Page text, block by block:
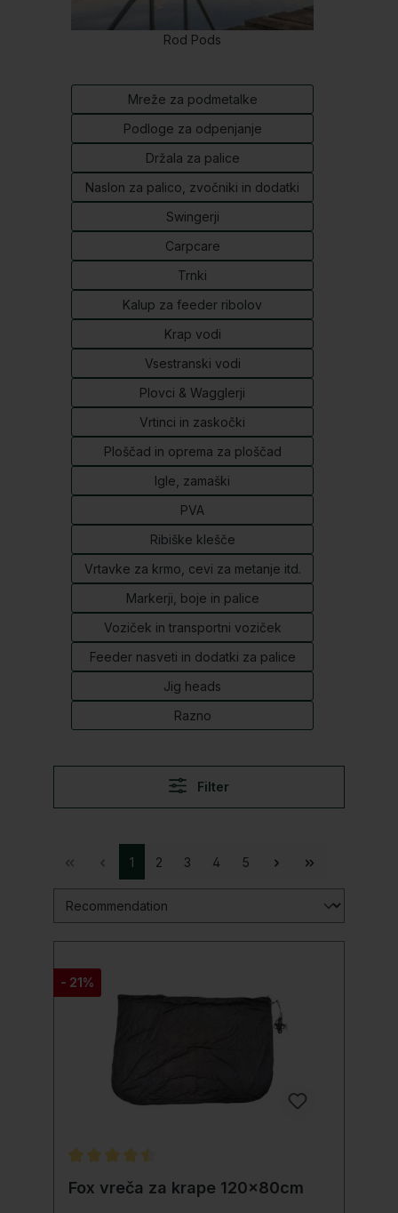
Rod Pods
Mreže za podmetalke
Podloge za odpenjanje
Držala za palice
Naslon za palico, zvočniki in dodatki
Swingerji
Carpcare
Trnki
Kalup za feeder ribolov
Krap vodi
Vsestranski vodi
Plovci & Wagglerji
Vrtinci in zaskočki
Ploščad in oprema za ploščad
Igle, zamaški
PVA
Ribiške klešče
Vrtavke za krmo, cevi za metanje itd.
Markerji, boje in palice
Voziček in transportni voziček
Feeder nasveti in dodatki za palice
Jig heads
Razno
Filter
1 2 3 4 5
- 21%
Fox vreča za krape 120x80cm